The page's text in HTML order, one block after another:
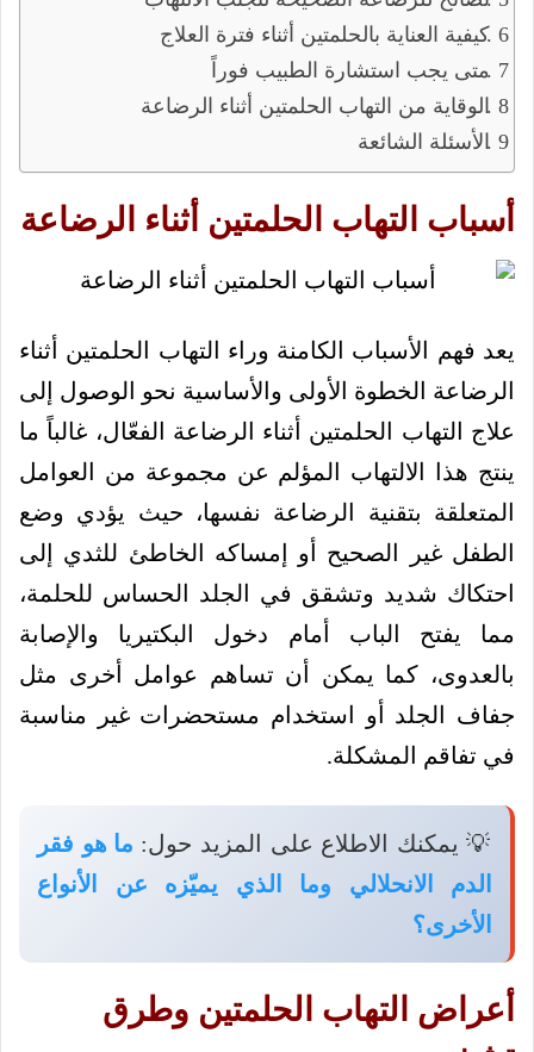
كيفية العناية بالحلمتين أثناء فترة العلاج
متى يجب استشارة الطبيب فوراً
الوقاية من التهاب الحلمتين أثناء الرضاعة
الأسئلة الشائعة
أسباب التهاب الحلمتين أثناء الرضاعة
يعد فهم الأسباب الكامنة وراء التهاب الحلمتين أثناء
الرضاعة الخطوة الأولى والأساسية نحو الوصول إلى
علاج التهاب الحلمتين أثناء الرضاعة الفعّال، غالباً ما
ينتج هذا الالتهاب المؤلم عن مجموعة من العوامل
المتعلقة بتقنية الرضاعة نفسها، حيث يؤدي وضع
الطفل غير الصحيح أو إمساكه الخاطئ للثدي إلى
احتكاك شديد وتشقق في الجلد الحساس للحلمة،
مما يفتح الباب أمام دخول البكتيريا والإصابة
بالعدوى، كما يمكن أن تساهم عوامل أخرى مثل
جفاف الجلد أو استخدام مستحضرات غير مناسبة
في تفاقم المشكلة.
💡 يمكنك الاطلاع على المزيد حول: ما هو فقر
الدم الانحلالي وما الذي يميّزه عن الأنواع
الأخرى؟
أعراض التهاب الحلمتين وطرق